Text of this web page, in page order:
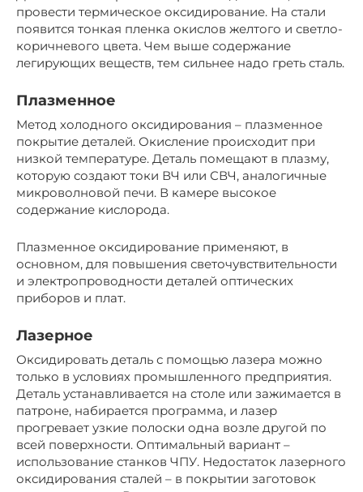
провести термическое оксидирование. На стали
появится тонкая пленка окислов желтого и светло-
коричневого цвета. Чем выше содержание
легирующих веществ, тем сильнее надо греть сталь.
Плазменное
Метод холодного оксидирования – плазменное
покрытие деталей. Окисление происходит при
низкой температуре. Деталь помещают в плазму,
которую создают токи ВЧ или СВЧ, аналогичные
микроволновой печи. В камере высокое
содержание кислорода.
Плазменное оксидирование применяют, в
основном, для повышения светочувствительности
и электропроводности деталей оптических
приборов и плат.
Лазерное
Оксидировать деталь с помощью лазера можно
только в условиях промышленного предприятия.
Деталь устанавливается на столе или зажимается в
патроне, набирается программа, и лазер
прогревает узкие полоски одна возле другой по
всей поверхности. Оптимальный вариант –
использование станков ЧПУ. Недостаток лазерного
оксидирования сталей – в покрытии заготовок